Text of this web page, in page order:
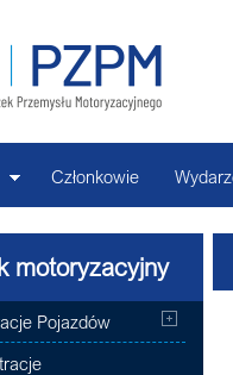
Członkowie
motoryzacyjny
Pojazdów